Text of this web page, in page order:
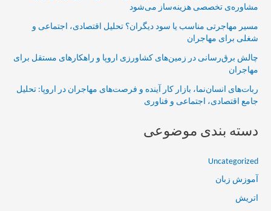
مشاوره‌ی تخصصی هزینه‌ساز می‌شود
مسیر مهاجرتی مناسب یا سود دیگران؟ تحلیل اقتصادی، اجتماعی و
شغلی برای مهاجران
چالش برق‌رسانی در زمین‌های کشاورزی اروپا و راهکارهای مستقل برای
مهاجران
ربات‌های انسان‌نما، بازار کار آینده و فرصت‌های مهاجران در اروپا: تحلیل
جامع اقتصادی، اجتماعی و فناوری
دسته بندی موضوعی
Uncategorized
آموزش زبان
اتریش